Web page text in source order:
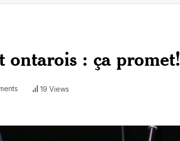
ontarois : ça promet!
19 Views